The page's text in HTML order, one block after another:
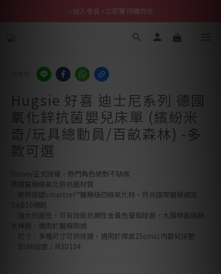
⭐加入會員⭐立即獲得購物金
Hugsie 好喜 迪士尼系列 德國
氧化鋅抗菌嬰兒床單 (繽紛米
奇/玩具總動員/百畝森林) -多
款可選
Disney正式授權，熱門角色絕對不缺席
德國醫療級氧化鋅抗菌材質
．使用德國smartcel™醫療級四級氧化鋅，符合國際醫療規定
DAB10規範
．強大抗菌性，可有效抵抗藥性金黃色葡萄球菌、大腸桿菌與肺
炎桿菌，適用於醫療用途
．尺寸：多種尺寸可供挑選，適用於厚度15cm以內嬰兒床墊
．BSMI認證：M3D104